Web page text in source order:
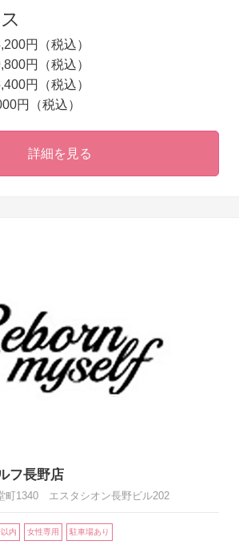
円（税込）
円（税込）
円（税込）
円（税込）
詳細を見る
フ長野店
町1340 エスタシオン長野ビル202
内 女性専用 駐車場あり